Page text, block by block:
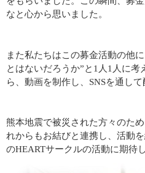
なと心から思いました。
また私たちはこの募金活動の他
とはないだろうか”と1人1人に
ら、動画を制作し、SNSを通して
熊本地震で被災された方々のた
れからもお結びと連携し、活動
のHEARTサークルの活動に期待